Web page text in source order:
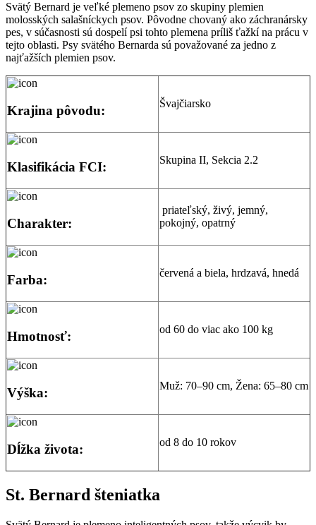
Svätý Bernard je veľké plemeno psov zo skupiny plemien
molosských salašníckych psov. Pôvodne chovaný ako záchranársky
pes, v súčasnosti sú dospelí psi tohto plemena príliš ťažkí na prácu v
tejto oblasti. Psy svätého Bernarda sú považované za jedno z
najťažších plemien psov.
Krajina pôvodu: Švajčiarsko
Klasifikácia FCI: Skupina II, Sekcia 2.2
Charakter:
priateľský, živý, jemný,
pokojný, opatrný
Farba: červená a biela, hrdzavá, hnedá
Hmotnosť: od 60 do viac ako 100 kg
Výška: Muž: 70–90 cm, Žena: 65–80 cm
Dĺžka života: od 8 do 10 rokov
St. Bernard šteniatka